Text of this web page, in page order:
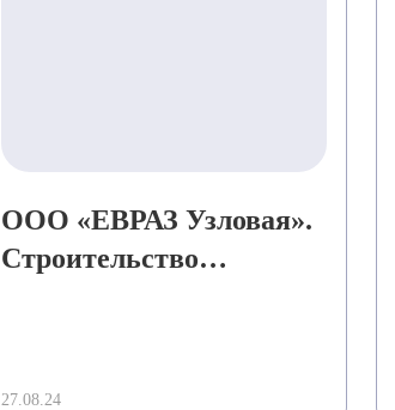
ООО «ЕВРАЗ Узловая».
Строительство
27.08.24